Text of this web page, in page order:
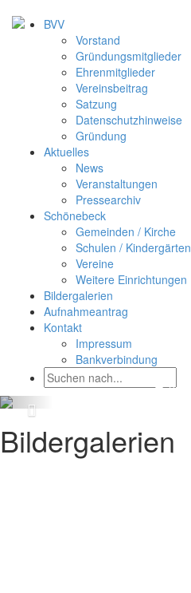
BVV
Vorstand
Gründungsmitglieder
Ehrenmitglieder
Vereinsbeitrag
Satzung
Datenschutzhinweise
Gründung
Aktuelles
News
Veranstaltungen
Pressearchiv
Schönebeck
Gemeinden / Kirche
Schulen / Kindergärten
Vereine
Weitere Einrichtungen
Bildergalerien
Aufnahmeantrag
Kontakt
Impressum
Bankverbindung
Bildergalerien